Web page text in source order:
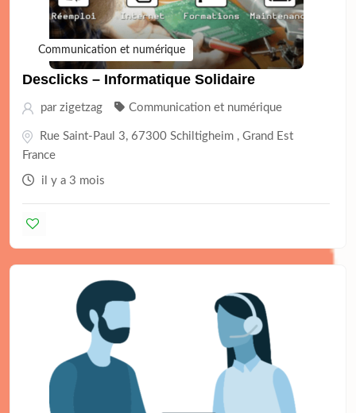
Communication et numérique
Desclicks – Informatique Solidaire
par zigetzag Communication et numérique
Rue Saint-Paul 3, 67300 Schiltigheim , Grand Est
France
il y a 3 mois